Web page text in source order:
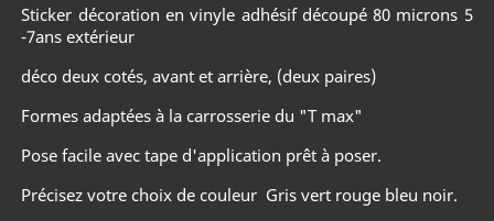
Sticker décoration en vinyle adhésif découpé 80 microns 5
-7ans extérieur
déco deux cotés, avant et arrière, (deux paires)
Formes adaptées à la carrosserie du "T max"
Pose facile avec tape d'application prêt à poser.
Précisez votre choix de couleur Gris vert rouge bleu noir.